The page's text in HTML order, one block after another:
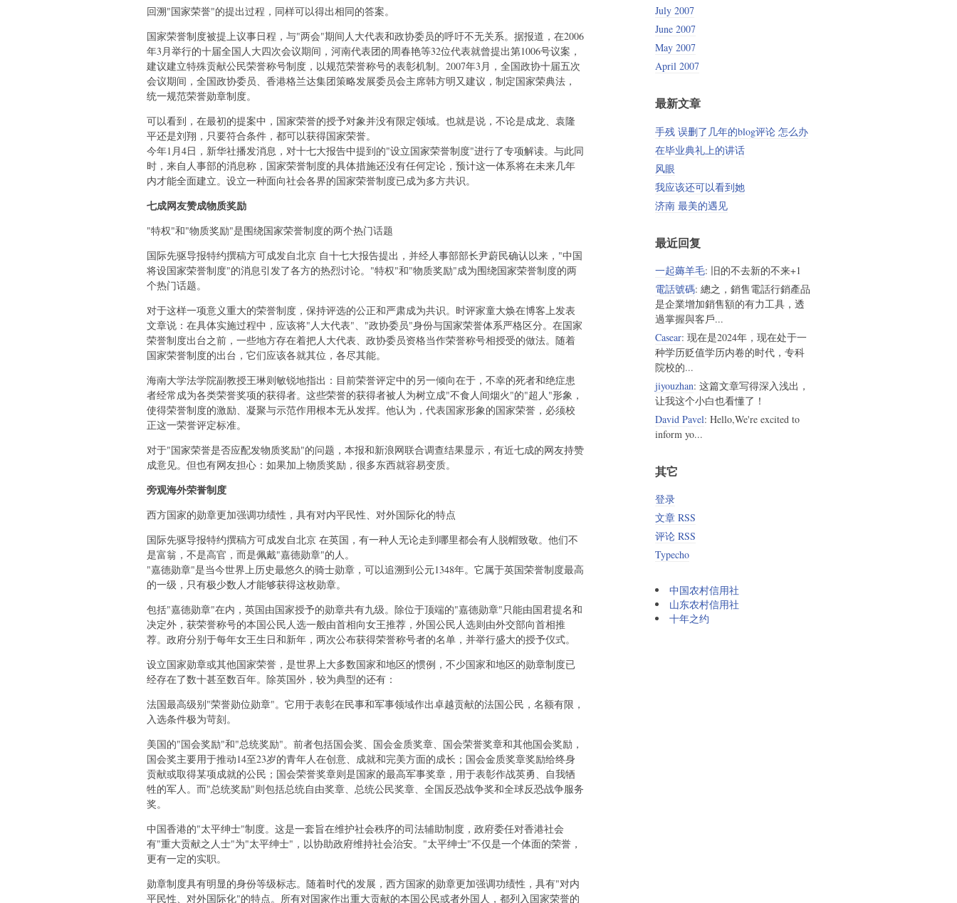
回溯"国家荣誉"的提出过程，同样可以得出相同的答案。
国家荣誉制度被提上议事日程，与"两会"期间人大代表和政协委员的呼吁不无关系。据报道，在2006
年3月举行的十届全国人大四次会议期间，河南代表团的周春艳等32位代表就曾提出第1006号议案，
建议建立特殊贡献公民荣誉称号制度，以规范荣誉称号的表彰机制。2007年3月，全国政协十届五次
会议期间，全国政协委员、香港格兰达集团策略发展委员会主席韩方明又建议，制定国家荣典法，
统一规范荣誉勋章制度。
可以看到，在最初的提案中，国家荣誉的授予对象并没有限定领域。也就是说，不论是成龙、袁隆
平还是刘翔，只要符合条件，都可以获得国家荣誉。
今年1月4日，新华社播发消息，对十七大报告中提到的"设立国家荣誉制度"进行了专项解读。与此同
时，来自人事部的消息称，国家荣誉制度的具体措施还没有任何定论，预计这一体系将在未来几年
内才能全面建立。设立一种面向社会各界的国家荣誉制度已成为多方共识。
七成网友赞成物质奖励
"特权"和"物质奖励"是围绕国家荣誉制度的两个热门话题
国际先驱导报特约撰稿方可成发自北京 自十七大报告提出，并经人事部部长尹蔚民确认以来，"中国
将设国家荣誉制度"的消息引发了各方的热烈讨论。"特权"和"物质奖励"成为围绕国家荣誉制度的两
个热门话题。
对于这样一项意义重大的荣誉制度，保持评选的公正和严肃成为共识。时评家童大焕在博客上发表
文章说：在具体实施过程中，应该将"人大代表"、"政协委员"身份与国家荣誉体系严格区分。在国家
荣誉制度出台之前，一些地方存在着把人大代表、政协委员资格当作荣誉称号相授受的做法。随着
国家荣誉制度的出台，它们应该各就其位，各尽其能。
海南大学法学院副教授王琳则敏锐地指出：目前荣誉评定中的另一倾向在于，不幸的死者和绝症患
者经常成为各类荣誉奖项的获得者。这些荣誉的获得者被人为树立成"不食人间烟火"的"超人"形象，
使得荣誉制度的激励、凝聚与示范作用根本无从发挥。他认为，代表国家形象的国家荣誉，必须校
正这一荣誉评定标准。
对于"国家荣誉是否应配发物质奖励"的问题，本报和新浪网联合调查结果显示，有近七成的网友持赞
成意见。但也有网友担心：如果加上物质奖励，很多东西就容易变质。
旁观海外荣誉制度
西方国家的勋章更加强调功绩性，具有对内平民性、对外国际化的特点
国际先驱导报特约撰稿方可成发自北京 在英国，有一种人无论走到哪里都会有人脱帽致敬。他们不
是富翁，不是高官，而是佩戴"嘉德勋章"的人。
"嘉德勋章"是当今世界上历史最悠久的骑士勋章，可以追溯到公元1348年。它属于英国荣誉制度最高
的一级，只有极少数人才能够获得这枚勋章。
包括"嘉德勋章"在内，英国由国家授予的勋章共有九级。除位于顶端的"嘉德勋章"只能由国君提名和
决定外，获荣誉称号的本国公民人选一般由首相向女王推荐，外国公民人选则由外交部向首相推
荐。政府分别于每年女王生日和新年，两次公布获得荣誉称号者的名单，并举行盛大的授予仪式。
设立国家勋章或其他国家荣誉，是世界上大多数国家和地区的惯例，不少国家和地区的勋章制度已
经存在了数十甚至数百年。除英国外，较为典型的还有：
法国最高级别"荣誉勋位勋章"。它用于表彰在民事和军事领域作出卓越贡献的法国公民，名额有限，
入选条件极为苛刻。
美国的"国会奖励"和"总统奖励"。前者包括国会奖、国会金质奖章、国会荣誉奖章和其他国会奖励，
国会奖主要用于推动14至23岁的青年人在创意、成就和完美方面的成长；国会金质奖章奖励给终身
贡献或取得某项成就的公民；国会荣誉奖章则是国家的最高军事奖章，用于表彰作战英勇、自我牺
牲的军人。而"总统奖励"则包括总统自由奖章、总统公民奖章、全国反恐战争奖和全球反恐战争服务
奖。
中国香港的"太平绅士"制度。这是一套旨在维护社会秩序的司法辅助制度，政府委任对香港社会
有"重大贡献之人士"为"太平绅士"，以协助政府维持社会治安。"太平绅士"不仅是一个体面的荣誉，
更有一定的实职。
勋章制度具有明显的身份等级标志。随着时代的发展，西方国家的勋章更加强调功绩性，具有"对内
平民性、对外国际化"的特点。所有对国家作出重大贡献的本国公民或者外国人，都列入国家荣誉的
July 2007
June 2007
May 2007
April 2007
最新文章
手残 误删了几年的blog评论 怎么办
在毕业典礼上的讲话
风眼
我应该还可以看到她
济南 最美的遇见
最近回复
一起薅羊毛: 旧的不去新的不来+1
電話號碼: 總之，銷售電話行銷產品
是企業增加銷售額的有力工具，透
過掌握與客戶...
Casear: 现在是2024年，现在处于一
种学历贬值学历内卷的时代，专科
院校的...
jiyouzhan: 这篇文章写得深入浅出，
让我这个小白也看懂了！
David Pavel: Hello,We're excited to
inform yo...
其它
登录
文章 RSS
评论 RSS
Typecho
中国农村信用社
山东农村信用社
十年之约